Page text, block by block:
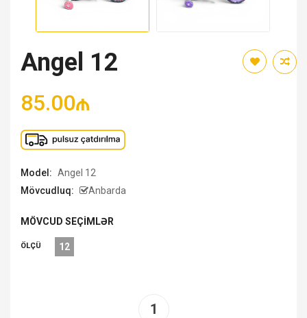
Angel 12
85.00₼
Model: Angel 12
Mövcudluq:
Anbarda
MÖVCUD SEÇIMLƏR
ÖLÇÜ 12